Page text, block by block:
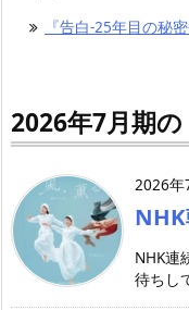
『告白-25年目の秘密-
2026年7月期
2026年
NHK
NHK連
待ちし